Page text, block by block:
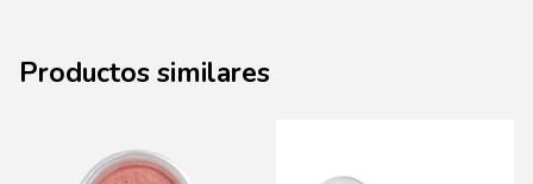
Productos similares